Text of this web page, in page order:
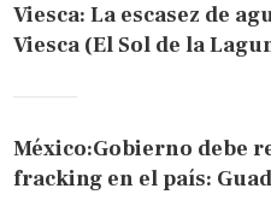
Viesca: La escasez de
Viesca (El Sol de la
México:Gobierno debe
fracking en el país: